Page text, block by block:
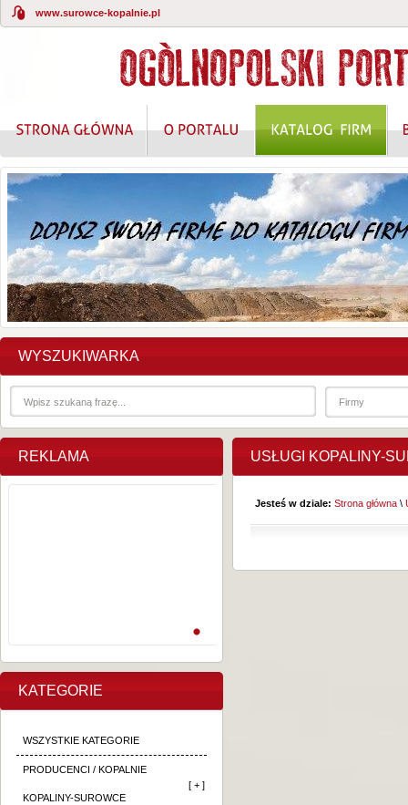
www.surowce-kopalnie.pl
WYSZUKIWARKA
REKLAMA
KATEGORIE
WSZYSTKIE KATEGORIE
PRODUCENCI / KOPALNIE
KOPALINY-SUROWCE
[ + ]
USŁUGI KOPALINY-
Jesteś w dziale: Strona główna \